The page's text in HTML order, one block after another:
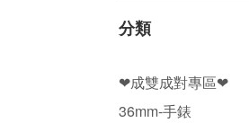
分類
❤成雙成對專區❤
36mm-手錶